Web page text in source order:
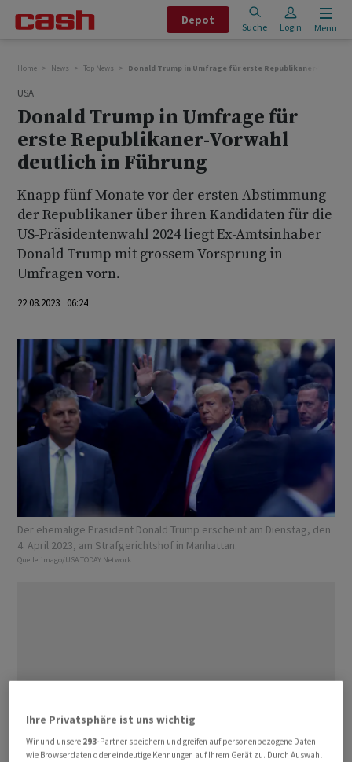
Depot
Suche Login Menu
Home News Top News Donald Trump in Umfrage für erste Republikaner-
USA
Donald Trump in Umfrage für
erste Republikaner-Vorwahl
deutlich in Führung
Knapp fünf Monate vor der ersten Abstimmung
der Republikaner über ihren Kandidaten für die
US-Präsidentenwahl 2024 liegt Ex-Amtsinhaber
Donald Trump mit grossem Vorsprung in
Umfragen vorn.
22.08.2023 06:24
Der ehemalige Präsident Donald Trump erscheint am Dienstag, den
4. April 2023, am Strafgerichtshof in Manhattan.
Quelle: imago/USA TODAY Network
Ihre Privatsphäre ist uns wichtig
Wir und unsere 293-Partner speichern und greifen auf personenbezogene Daten
wie Browserdaten oder eindeutige Kennungen auf Ihrem Gerät zu. Durch Auswahl